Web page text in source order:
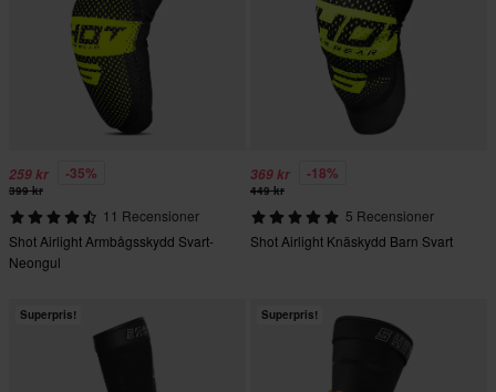
259 kr -35%
399 kr
11 Recensioner
Shot Airlight Armbågsskydd Svart-
Neongul
369 kr -18%
449 kr
5 Recensioner
Shot Airlight Knäskydd Barn Svart
Superpris! Superpris!